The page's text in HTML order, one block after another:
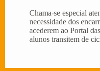
Chama-se especial
necessidade dos
acederem ao Portal
alunos transitem de